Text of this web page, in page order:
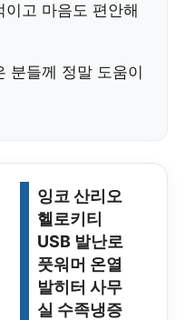
고 마음도 편안해
분들께 정말 도움이
잉코 산리오
헬로키티
USB 발난로
풋워머 온열
발히터 사무
실 수족냉증